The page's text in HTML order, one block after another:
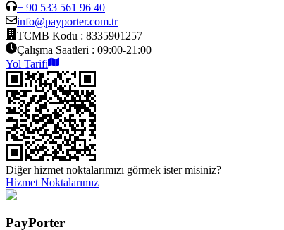
+ 90 533 561 96 40
info@payporter.com.tr
TCMB Kodu : 8335901257
Çalışma Saatleri : 09:00-21:00
Yol Tarifi
Diğer hizmet noktalarımızı görmek ister misiniz?
Hizmet Noktalarımız
PayPorter